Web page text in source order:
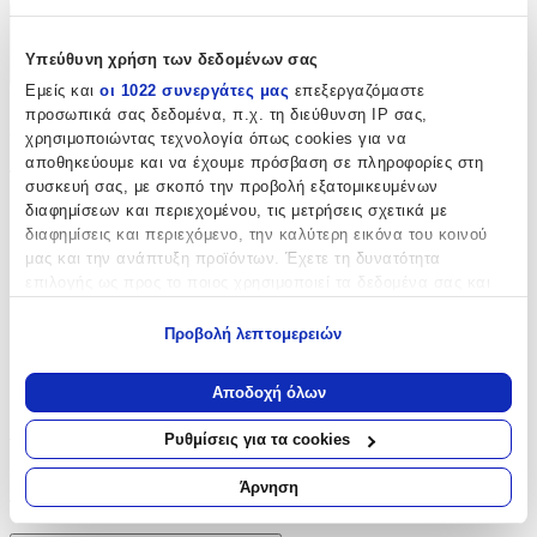
Υπεύθυνη χρήση των δεδομένων σας
Εμείς και οι 1022 συνεργάτες μας επεξεργαζόμαστε
προσωπικά σας δεδομένα, π.χ. τη διεύθυνση IP σας,
χρησιμοποιώντας τεχνολογία όπως cookies για να
αποθηκεύουμε και να έχουμε πρόσβαση σε πληροφορίες στη
συσκευή σας, με σκοπό την προβολή εξατομικευμένων
διαφημίσεων και περιεχομένου, τις μετρήσεις σχετικά με
διαφημίσεις και περιεχόμενο, την καλύτερη εικόνα του κοινού
μας και την ανάπτυξη προϊόντων. Έχετε τη δυνατότητα
Να συλλέξουμε πληροφορίες σχετικά με τη γεωγραφική
σας τοποθεσία, οι οποίες μπορεί να είναι ακριβείς σε
απόσταση μερικών μέτρων
Να αναγνωρίσουμε τη συσκευή σας σαρώνοντας ενεργά
για συγκεκριμένα χαρακτηριστικά (δακτυλικό αποτύπωμα)
Μάθετε περισσότερα σχετικά με τον τρόπο επεξεργασίας των
προσωπικών σας δεδομένων και καθορίστε τις προτιμήσεις σας
Προβολή λεπτομερειών
Αποδοχή όλων
Ρυθμίσεις για τα cookies
Άρνηση
Χαρακτηριστικά
Μπρελόκ
με Led:
Όχι
Αξιολογήσεις
Προς το παρόν δεν υπάρχουν άλλες αξιολογήσεις. Όταν
προστεθούν, θα εμφανιστούν εδώ.